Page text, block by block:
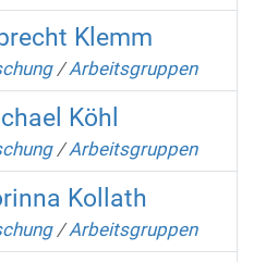
Klemm
/Arbeitsgruppen
Köhl
/Arbeitsgruppen
Kollath
/Arbeitsgruppen